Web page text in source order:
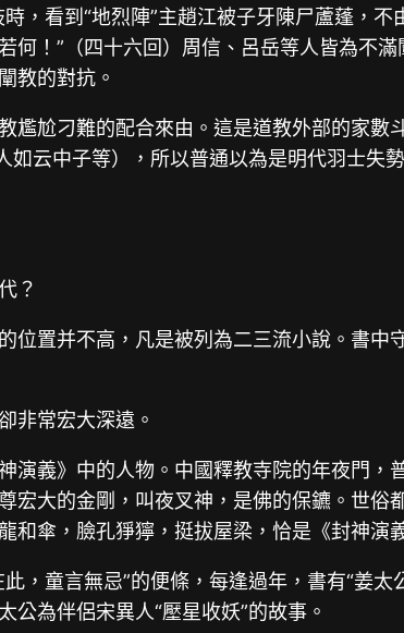
，看到“地烈陣”主趙江被子牙陳尸蘆蓬，
何！”（四十六回）周信、呂岳等人皆為不
教的對抗。
尷尬刁難的配合來由。這是道教外部的家
如云中子等），所以普通以為是明代羽士
？
位置并不高，凡是被列為二三流小說。書
非常宏大深遠。
演義》中的人物。中國釋教寺院的年夜門
宏大的金剛，叫夜叉神，是佛的保鑣。世
和傘，臉孔猙獰，挺拔屋梁，恰是《封神演
，童言無忌”的便條，每逢過年，書有“姜
為伴侶宋異人“壓星收妖”的故事。